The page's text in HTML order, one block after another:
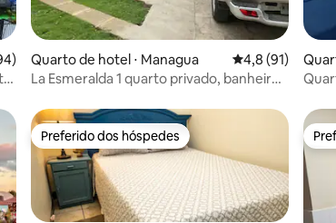
avaliação média de 5, 194 avaliações
Quarto de hotel ⋅ Managua 4,8 de uma
4,8 (91)
La Esmeralda 1 quarto privado, banheiro
Preferido dos hóspedes
Preferido dos hóspedes